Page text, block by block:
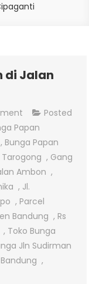
di Jalan
On
Menjual
Bunga
Papan
Di
Jalan
Jendral
Sudirman
Posted
Papan
, Bunga Papan
, Gang
Ambon ,
, Jl.
, Parcel
Bandung , Rs
, Toko Bunga
Jln Sudirman
,